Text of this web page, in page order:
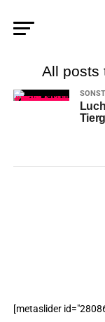
All posts
[metaslider